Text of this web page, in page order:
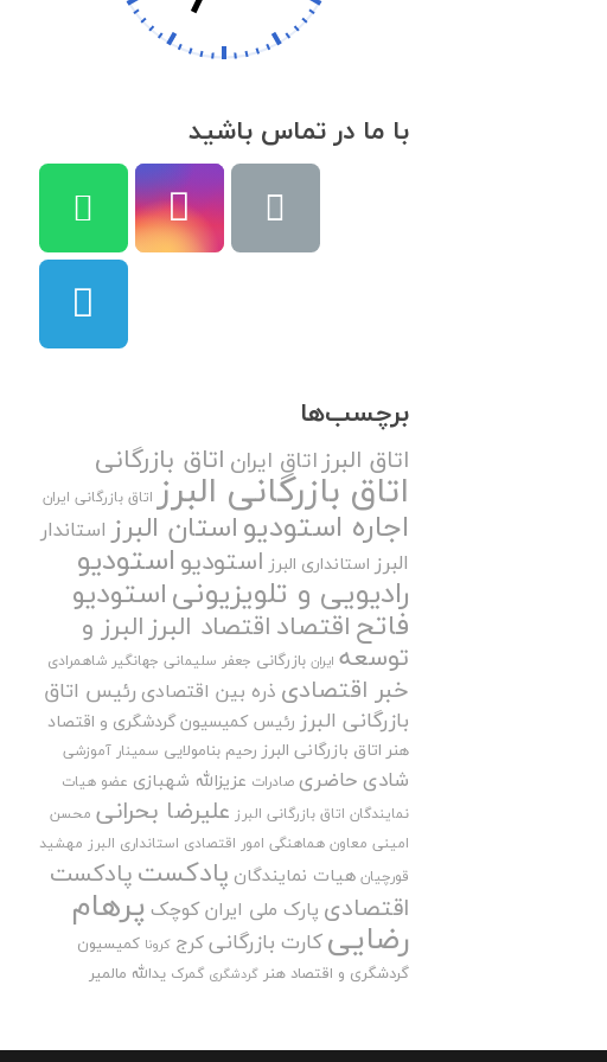
با ما در تماس باشید
برچسب‌ها
اتاق البرزاتاق ایران اتاق بازرگانی
اتاق بازرگانی البرز اتاق بازرگانی ایران
اجاره استودیواستان البرز استاندار
البرز استانداری البرز استودیواستودیو
رادیویی و تلویزیونیاستودیو
فاتحاقتصاداقتصاد البرزالبرز و
توسعه ایران بازرگانی جعفر سلیمانی جهانگیر شاهمرادی
خبر اقتصادی ذره بین اقتصادی رئیس اتاق
بازرگانی البرز رئیس کمیسیون گردشگری و اقتصاد
هنر اتاق بازرگانی البرز رحیم بنامولایی سمینار آموزشی
شادی حاضری صادرات عزیزالله شهبازی عضو هیات
نمایندگان اتاق بازرگانی البرز علیرضا بحرانی محسن
امینی معاون هماهنگی امور اقتصادی استانداری البرز مهشید
قورچیان هیات نمایندگان پادکستپادکست
اقتصادی پارک ملی ایران کوچک پرهام
رضاییکارت بازرگانیکرج کرونا کمیسیون
گردشگری و اقتصاد هنر گردشگری گمرک یدالله مالمیر